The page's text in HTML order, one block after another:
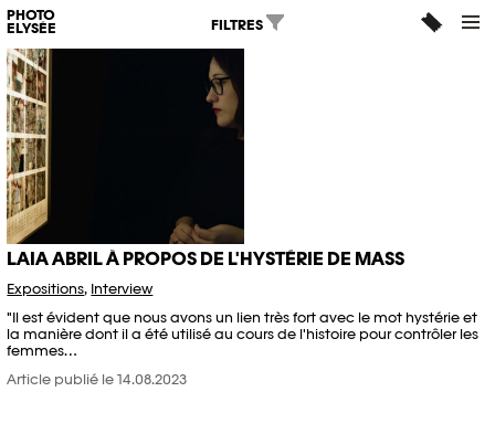
PHOTO
ELYSÉE
FILTRES
LAIA ABRIL À PROPOS DE L'HYSTÉRIE DE MASS
Expositions, Interview
"Il est évident que nous avons un lien très fort avec le mot hystérie et
la manière dont il a été utilisé au cours de l'histoire pour contrôler les
femmes…
Article publié le 14.08.2023